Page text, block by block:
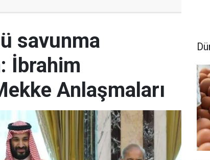
savunma
İbrahim
Anlaşmaları